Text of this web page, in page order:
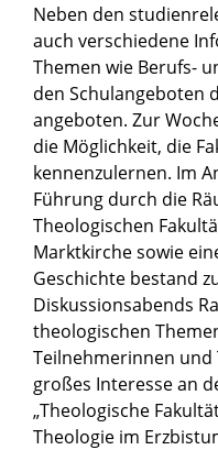
Neben den
auch verschiedene
Themen wie Berufs-
den Schulangeboten
angeboten. Zur
die Möglichkeit, die
kennenzulernen. Im
Führung durch die
Theologischen
Marktkirche sowie
Geschichte bestand
Diskussionsabends
theologischen
Teilnehmerinnen
großes Interesse an
„Theologische
Theologie im